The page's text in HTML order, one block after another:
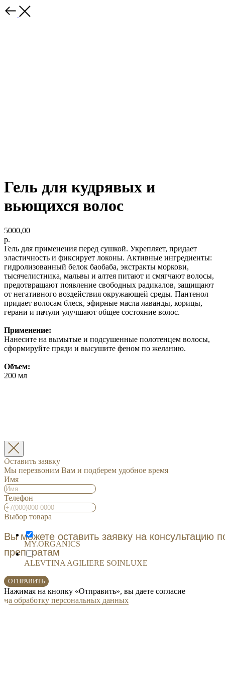
Гель для кудрявых и
вьющихся волос
5000,00
р.
Гель для применения перед сушкой. Укрепляет, придает
эластичность и фиксирует локоны. Активные ингредиенты:
гидролизованный белок баобаба, экстракты моркови,
тысячелистника, мальвы и алтея питают и смягчают волосы,
предотвращают появление свободных радикалов, защищают
от негативного воздействия окружающей среды. Пантенол
придает волосам блеск, эфирные масла лаванды, корицы,
герани и пачули улучшают общее состояние волос.
Применение:
Нанесите на вымытые и подсушенные полотенцем волосы,
сформируйте пряди и высушите феном по желанию.
Объем:
200 мл
ОСТАВИТЬ ЗАЯВКУ
Вы можете оставить заявку на консультацию
препаратам
Оставить заявку
Мы перезвоним Вам и подберем удобное время
Имя
Телефон
Выбор товара
MY.ORGANICS
ALEVTINA AGILIERE SOINLUXE
ОТПРАВИТЬ
Нажимая на кнопку «Отправить», вы даете согласие
на обработку персональных данных